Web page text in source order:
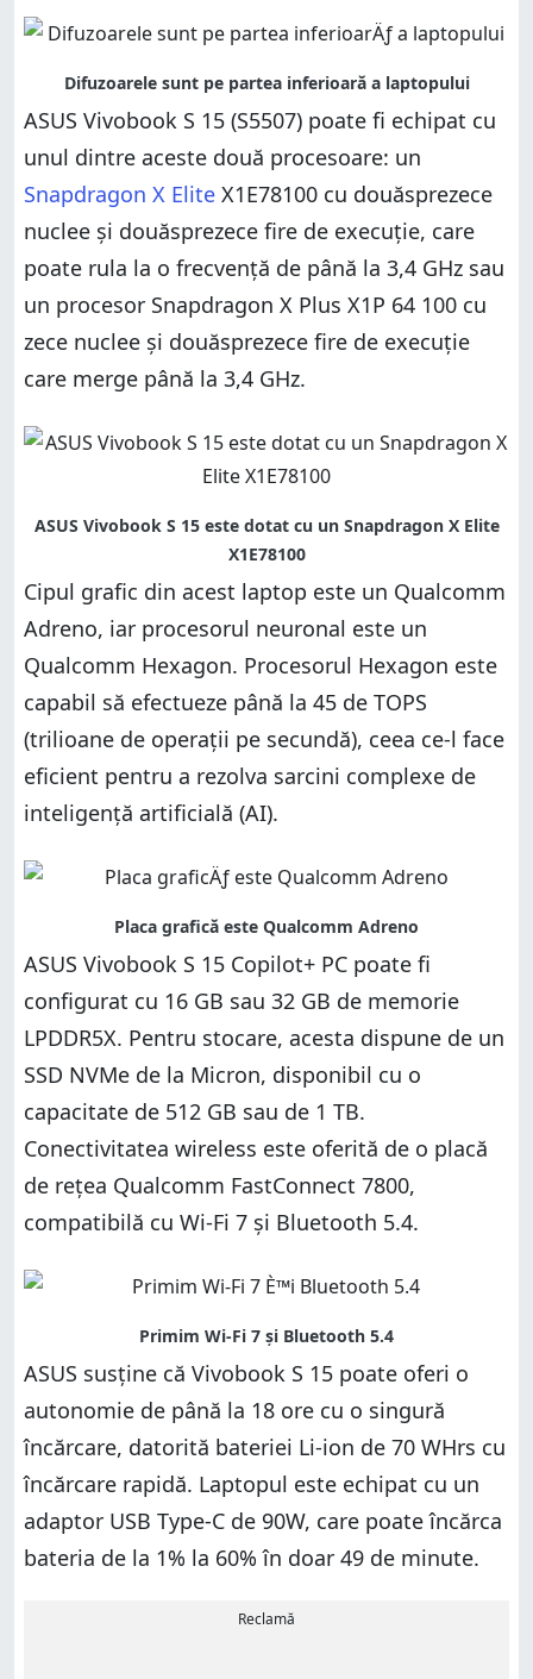
ASUS Vivobook S 15 (S5507) poate fi echipat cu
unul dintre aceste două procesoare: un
Snapdragon X Elite X1E78100 cu douăsprezece
nuclee și douăsprezece fire de execuție, care
poate rula la o frecvență de până la 3,4 GHz sau
un procesor Snapdragon X Plus X1P 64 100 cu
zece nuclee și douăsprezece fire de execuție
care merge până la 3,4 GHz.
Cipul grafic din acest laptop este un Qualcomm
Adreno, iar procesorul neuronal este un
Qualcomm Hexagon. Procesorul Hexagon este
capabil să efectueze până la 45 de TOPS
(trilioane de operații pe secundă), ceea ce-l face
eficient pentru a rezolva sarcini complexe de
inteligență artificială (AI).
ASUS Vivobook S 15 Copilot+ PC poate fi
configurat cu 16 GB sau 32 GB de memorie
LPDDR5X. Pentru stocare, acesta dispune de un
SSD NVMe de la Micron, disponibil cu o
capacitate de 512 GB sau de 1 TB.
Conectivitatea wireless este oferită de o placă
de rețea Qualcomm FastConnect 7800,
compatibilă cu Wi-Fi 7 și Bluetooth 5.4.
ASUS susține că Vivobook S 15 poate oferi o
autonomie de până la 18 ore cu o singură
încărcare, datorită bateriei Li-ion de 70 WHrs cu
încărcare rapidă. Laptopul este echipat cu un
adaptor USB Type-C de 90W, care poate încărca
bateria de la 1% la 60% în doar 49 de minute.
Reclamă